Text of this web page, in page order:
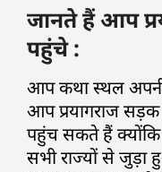
जानते हैं आप
पहुंचे :
आप कथा स्थल
आप प्रयागराज सड़क
पहुंच सकते हैं क्योंकि
सभी राज्यों से जुड़ा